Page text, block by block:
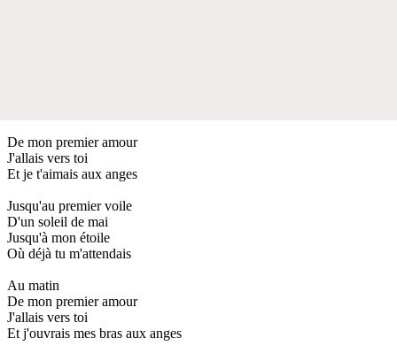
De mon premier amour
J'allais vers toi
Et je t'aimais aux anges
Jusqu'au premier voile
D'un soleil de mai
Jusqu'à mon étoile
Où déjà tu m'attendais
Au matin
De mon premier amour
J'allais vers toi
Et j'ouvrais mes bras aux anges